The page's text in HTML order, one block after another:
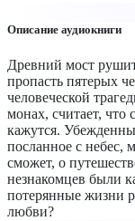
Описание аудиокниги
Древний мост
пропасть пятерых
человеческой
монах, считает, что
кажутся.
посланное с небес,
сможет, о
незнакомцев были
потерянные жизни
любви?